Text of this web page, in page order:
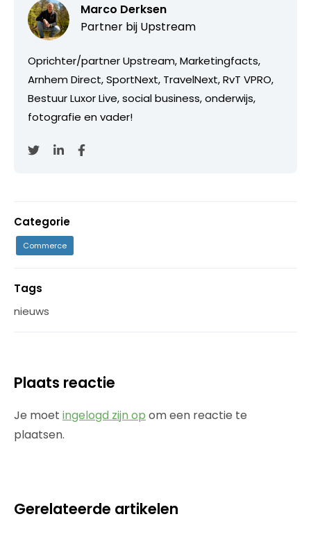
Marco Derksen
Partner bij Upstream
Oprichter/partner Upstream, Marketingfacts,
Arnhem Direct, SportNext, TravelNext, RvT VPRO,
Bestuur Luxor Live, social business, onderwijs,
fotografie en vader!
Categorie
Commerce
Tags
nieuws
Plaats reactie
Je moet ingelogd zijn op om een reactie te
plaatsen.
Gerelateerde artikelen